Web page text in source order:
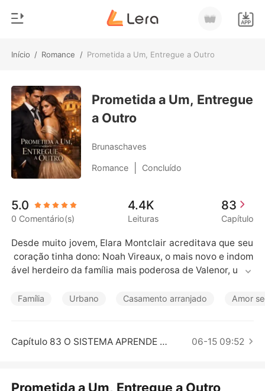
Início / Romance / Prometida a Um, Entregue a Outro
Loja
Histórico
Sair
Baixar App
Gênero
Moderno
Lobisomem
Contos
Bilionários
Contos Curtos
Prometida a Um, Entregue
a Outro
Brunaschaves
Romance Concluído
5.0
0 Comentário(s)
4.4K
Leituras
83
Capítulo
Desde muito jovem, Elara Montclair acreditava que seu
coração tinha dono: Noah Vireaux, o mais novo e indom
ável herdeiro da família mais poderosa de Valenor, um p
do entre montanhas e segredos. Noah era tudo o que El
Família Urbano Casamento arranjado Amor
Capítulo 83 O SISTEMA APRENDE A CONTINUAR SEM SE PERDER 06-15 09:52
Prometida a Um, Entregue a Outro